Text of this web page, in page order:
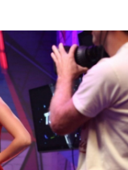
данных
сообщений и